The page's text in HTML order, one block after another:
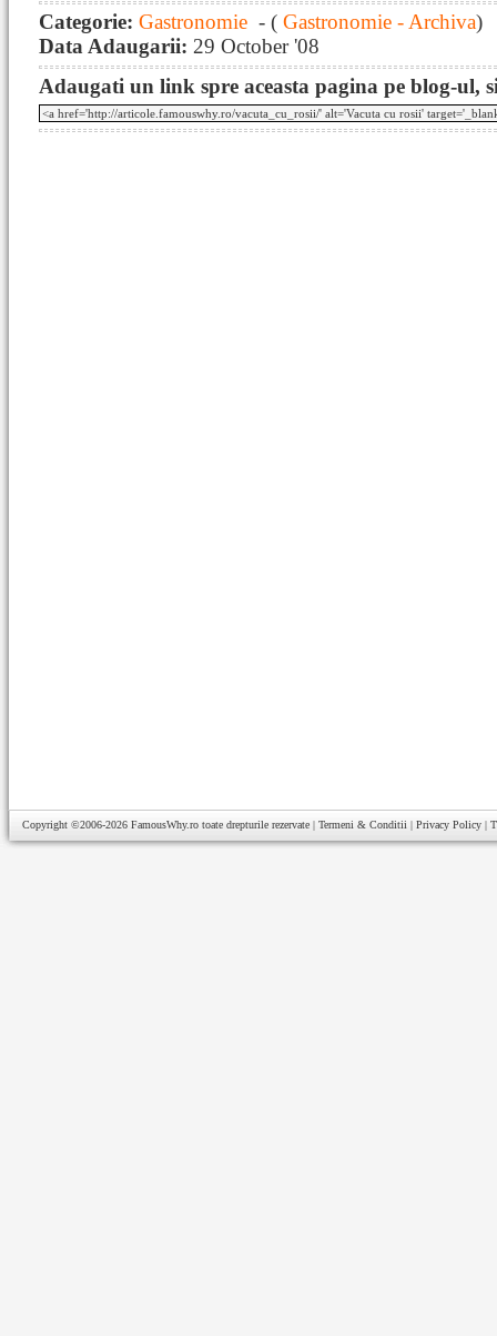
Categorie: Gastronomie - ( Gastronomie - Archiva)
Data Adaugarii: 29 October '08
Adaugati un link spre aceasta pagina pe blog-ul,
Copyright ©2006-2026 FamousWhy.ro toate drepturile rezervate | Termeni & Conditii | Privacy Policy |